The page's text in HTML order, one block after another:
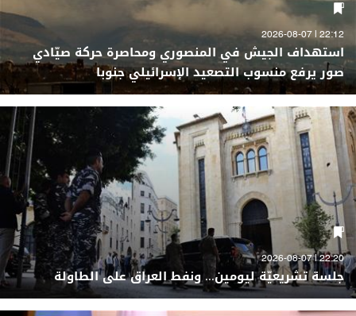
22:12 | 2026-08-07
استهداف الجيش في المنصوري ومحاصرة حركة صيّادي
صور يرفع منسوب التصعيد الإسرائيلي جنوبا
22:20 | 2026-08-07
جلسة تشريعيّة ليومين... ونفط العراق على الطاولة